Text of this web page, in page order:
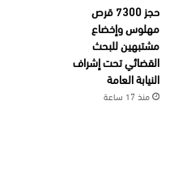
حجز 7300 قرص
مهلوس وإخضاع
مشتبهين للبحث
القضائي تحت إشراف
النيابة العامة
منذ 17 ساعة